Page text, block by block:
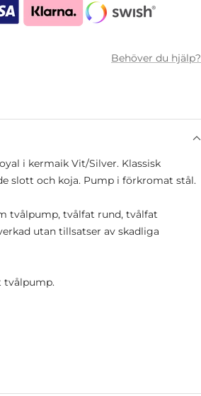
Behöver du hjälp?
i kermaik Vit/Silver. Klassisk
slott och koja. Pump i förkromat stål.
tvålpump, tvålfat rund, tvålfat
utan tillsatser av skadliga
tvålpump.